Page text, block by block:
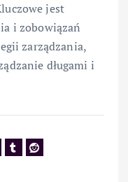
jest
i zobowiązań
zarządzania,
długami i